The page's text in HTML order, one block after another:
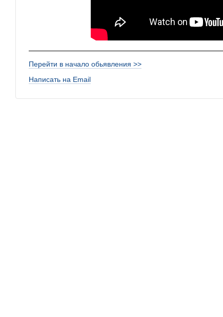
Перейти в начало обьявления >>
Написать на Email